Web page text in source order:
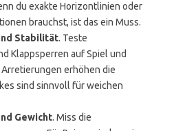
du exakte Horizontlinien oder
brauchst, ist das ein Muss.
Stabilität. Teste
Klappsperren auf Spiel und
erhöhen die
sind sinnvoll für weichen
Gewicht. Miss die